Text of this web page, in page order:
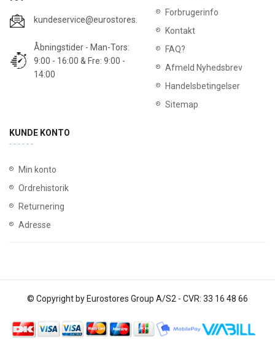
kundeservice@eurostores.dk
Åbningstider - Man-Tors:
9:00 - 16:00 & Fre: 9:00 -
14:00
Forbrugerinfo
Kontakt
FAQ?
Afmeld Nyhedsbrev
Handelsbetingelser
Sitemap
KUNDE KONTO
Min konto
Ordrehistorik
Returnering
Adresse
© Copyright by Eurostores Group A/S2 - CVR: 33 16 48 66